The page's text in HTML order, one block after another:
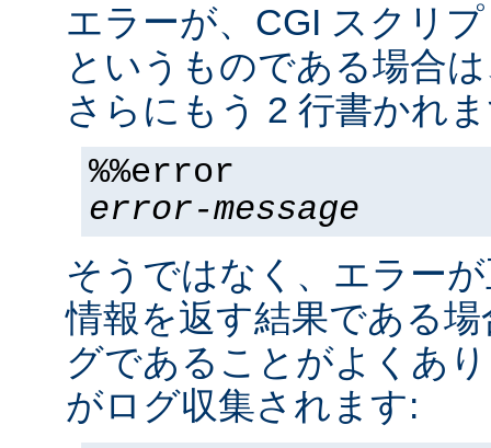
エラーが、CGI スクリ
というものである場合
さらにもう 2 行書かれ
%%error
error-message
そうではなく、エラー
情報を返す結果である
グであることがよくあ
がログ収集されます: